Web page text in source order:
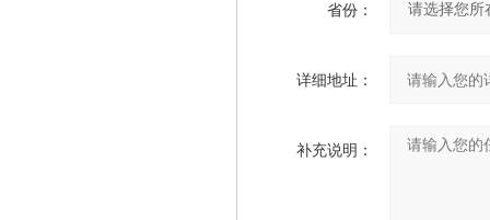
省份：
详细地址：
补充说明：